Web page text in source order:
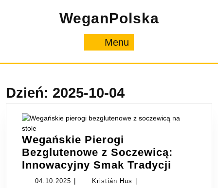
WeganPolska
Menu
Dzień: 2025-10-04
Wegańskie Pierogi
Bezglutenowe z Soczewicą:
Innowacyjny Smak Tradycji
04.10.2025 04.10.2025Kristián Hus Kristián